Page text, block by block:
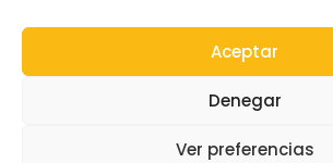
Aceptar
Denegar
Ver preferencias